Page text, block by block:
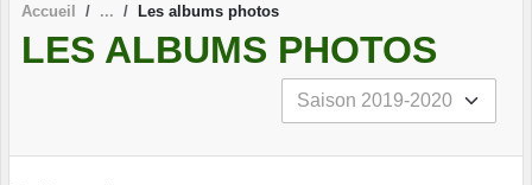
Accueil Les albums photos
LES ALBUMS PHOTOS